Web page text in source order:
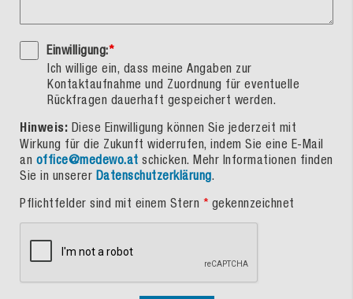
Einwilligung:*
Ich willige ein, dass meine Angaben zur
Kontaktaufnahme und Zuordnung für eventuelle
Rückfragen dauerhaft gespeichert werden.
Hinweis: Diese Einwilligung können Sie jederzeit mit
Wirkung für die Zukunft widerrufen, indem Sie eine E-Mail
an office@medewo.at schicken. Mehr Informationen finden
Sie in unserer Datenschutzerklärung.
Pflichtfelder sind mit einem Stern * gekennzeichnet